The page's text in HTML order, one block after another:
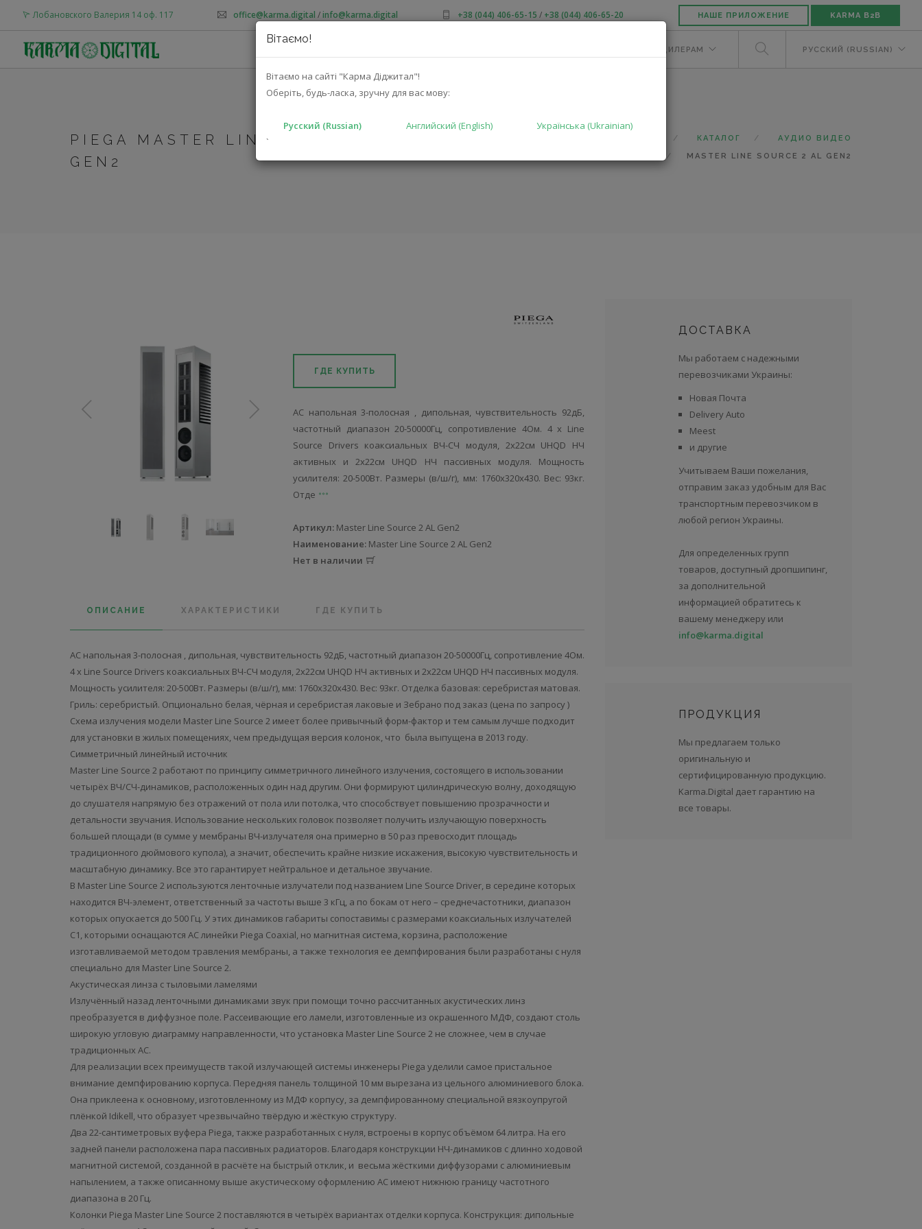
Вітаємо!
Вітаємо на сайті "Карма Діджитал"!
Оберіть, будь-ласка, зручну для вас мову:
Русский (Russian) Английский (English)
Українська (Ukrainian)
`
Лобановского Валерия 14 оф. 117 office@karma.digital /info@karma.digital +38 (044) 406-65-15 / +38 (044) 406-65-20 НАШЕ ПРИЛОЖЕНИЕ KARMA B2B
ДИЛЕРАМ РУССКИЙ (RUSSIAN)
PIEGA MASTER LINE SOURCE 2 AL
GEN2
КАТАЛОГ
АУДИО ВИДЕО
MASTER LINE SOURCE 2 AL GEN2
ГДЕ КУПИТЬ
АС напольная 3-полосная , дипольная, чувствительность 92дБ,
частотный диапазон 20-50000Гц, сопротивление 4Ом. 4 x Line
Source Drivers коаксиальных ВЧ-СЧ модуля, 2х22см UHQD НЧ
активных и 2х22см UHQD НЧ пассивных модуля. Мощность
усилителя: 20-500Вт. Размеры (в/ш/г), мм: 1760х320х430. Вес: 93кг.
Отде
Артикул: Master Line Source 2 AL Gen2
Наименование: Master Line Source 2 AL Gen2
Нет в наличии
ОПИСАНИЕ ХАРАКТЕРИСТИКИ ГДЕ КУПИТЬ
АС напольная 3-полосная , дипольная, чувствительность 92дБ, частотный диапазон 20-50000Гц, сопротивление 4Ом.
4 x Line Source Drivers коаксиальных ВЧ-СЧ модуля, 2х22см UHQD НЧ активных и 2х22см UHQD НЧ пассивных модуля.
Мощность усилителя: 20-500Вт. Размеры (в/ш/г), мм: 1760х320х430. Вес: 93кг. Отделка базовая: серебристая матовая.
Гриль: серебристый. Опционально белая, чёрная и серебристая лаковые и Зебрано под заказ (цена по запросу )
Схема излучения модели Master Line Source 2 имеет более привычный форм-фактор и тем самым лучше подходит
для установки в жилых помещениях, чем предыдущая версия колонок, что была выпущена в 2013 году.
Симметричный линейный источник
Master Line Source 2 работают по принципу симметричного линейного излучения, состоящего в использовании
четырёх ВЧ/СЧ-динамиков, расположенных один над другим. Они формируют цилиндрическую волну, доходящую
до слушателя напрямую без отражений от пола или потолка, что способствует повышению прозрачности и
детальности звучания. Использование нескольких головок позволяет получить излучающую поверхность
большей площади (в сумме у мембраны ВЧ-излучателя она примерно в 50 раз превосходит площадь
традиционного дюймового купола), а значит, обеспечить крайне низкие искажения, высокую чувствительность и
масштабную динамику. Все это гарантирует нейтральное и детальное звучание.
В Master Line Source 2 используются ленточные излучатели под названием Line Sourсe Driver, в середине которых
находится ВЧ-элемент, ответственный за частоты выше 3 кГц, а по бокам от него – среднечастотники, диапазон
которых опускается до 500 Гц. У этих динамиков габариты сопоставимы с размерами коаксиальных излучателей
С1, которыми оснащаются АС линейки Piega Coaxial, но магнитная система, корзина, расположение
изготавливаемой методом травления мембраны, а также технология ее демпфирования были разработаны с нуля
специально для Master Line Source 2.
Акустическая линза с тыловыми ламелями
Излучённый назад ленточными динамиками звук при помощи точно рассчитанных акустических линз
преобразуется в диффузное поле. Рассеивающие его ламели, изготовленные из окрашенного МДФ, создают столь
широкую угловую диаграмму направленности, что установка Master Line Source 2 не сложнее, чем в случае
традиционных АС.
Для реализации всех преимуществ такой излучающей системы инженеры Piega уделили самое пристальное
внимание демпфированию корпуса. Передняя панель толщиной 10 мм вырезана из цельного алюминиевого блока.
Она приклеена к основному, изготовленному из МДФ корпусу, за демпфированному специальной вязкоупругой
плёнкой Idikell, что образует чрезвычайно твёрдую и жёсткую структуру.
Два 22-сантиметровых вуфера Piega, также разработанных с нуля, встроены в корпус объёмом 64 литра. На его
задней панели расположена пара пассивных радиаторов. Благодаря конструкции НЧ-динамиков с длинно ходовой
магнитной системой, созданной в расчёте на быстрый отклик, и весьма жёсткими диффузорами с алюминиевым
напылением, а также описанному выше акустическому оформлению АС имеют нижнюю границу частотного
диапазона в 20 Гц.
Колонки Piega Master Line Source 2 поставляются в четырёх вариантах отделки корпуса. Конструкция: дипольные
ДОСТАВКА
Мы работаем с надежными
перевозчиками Украины:
Новая Почта
Delivery Auto
Meest
и другие
Учитываем Ваши пожелания,
отправим заказ удобным для Вас
транспортным перевозчиком в
любой регион Украины.
Для определенных групп
товаров, доступный дропшипинг,
за дополнительной
информацией обратитесь к
вашему менеджеру или
info@karma.digital
ПРОДУКЦИЯ
Мы предлагаем только
оригинальную и
сертифицированную продукцию.
Karma.Digital дает гарантию на
все товары.